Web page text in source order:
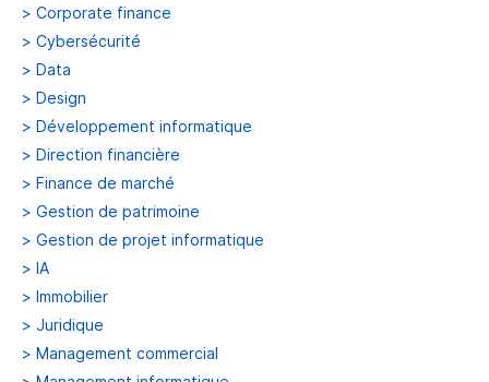
> Corporate finance
> Cybersécurité
> Data
> Design
> Développement informatique
> Direction financière
> Finance de marché
> Gestion de patrimoine
> Gestion de projet informatique
> IA
> Immobilier
> Juridique
> Management commercial